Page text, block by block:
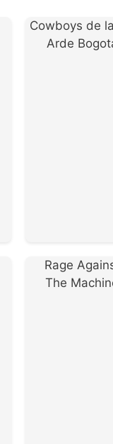
Cowboys de
Arde
Rage
The